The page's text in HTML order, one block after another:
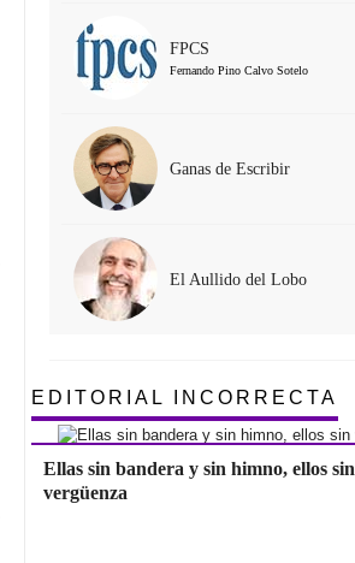
FPCS
Fernando Pino Calvo Sotelo
Ganas de Escribir
El Aullido del Lobo
EDITORIAL INCORRECTA
Ellas sin bandera y sin himno, ellos sin
vergüenza